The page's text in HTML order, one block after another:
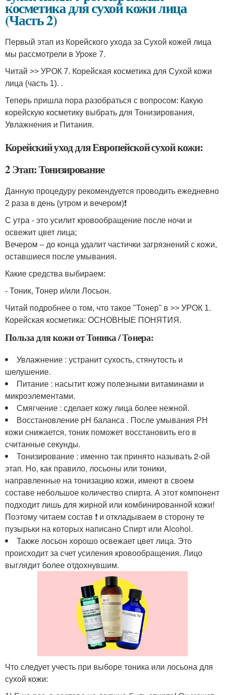
косметика для сухой кожи лица
(Часть 2)
Первый этап из Корейского ухода за Сухой кожей лица
мы рассмотрели в Уроке 7.
Читай >> УРОК 7. Корейская косметика для Сухой кожи
лица (часть 1). .
Теперь пришла пора разобраться с вопросом: Какую
корейскую косметику выбрать для Тонизирования,
Увлажнения и Питания.
Корейский уход для Европейской сухой кожи:
2 Этап: Тонизирование
Данную процедуру рекомендуется проводить ежедневно
2 раза в день (утром и вечером)❗️
С утра - это усилит кровообращение после ночи и
освежит цвет лица;
Вечером – до конца удалит частички загрязнений с кожи,
оставшиеся после умывания.
Какие средства выбираем:
- Тоник, Тонер и/или Лосьон.
Читай подробнее о том, что такое "Тонер" в >> УРОК 1.
Корейская косметика: ОСНОВНЫЕ ПОНЯТИЯ.
Польза для кожи от Тоника / Тонера:
Увлажнение : устранит сухость, стянутость и
шелушение.
Питание : насытит кожу полезными витаминами и
микроэлементами.
Смягчение : сделает кожу лица более нежной.
Восстановление pH баланса . После умывания РН
кожи снижается, тоник поможет восстановить его в
считанные секунды.
Тонизирование : именно так принято называть 2-ой
этап. Но, как правило, лосьоны или тоники,
направленные на тонизацию кожи, имеют в своем
составе небольшое количество спирта. А этот компонент
подходит лишь для жирной или комбинированной кожи!
Поэтому читаем состав ❗️ и откладываем в сторону те
пузырьки на которых написано Спирт или Alcohol.
Также лосьон хорошо освежает цвет лица. Это
происходит за счет усиления кровообращения. Лицо
выглядит более отдохнувшим.
Что следует учесть при выборе тоника или лосьона для
сухой кожи: